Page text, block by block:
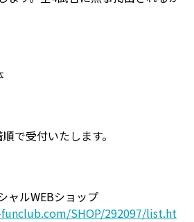
受付いたします。
ャルWEBショップ
SHOP/292097/list.ht